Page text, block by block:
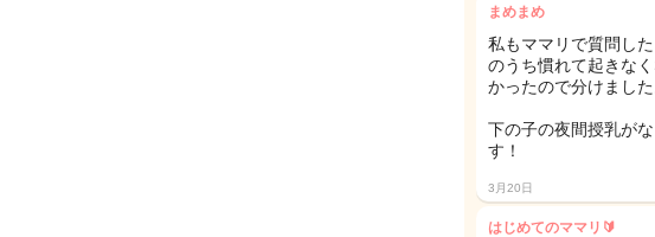
まめまめ
私もママリで質問し
のうち慣れて起きな
かったので分けまし
下の子の夜間授乳が
す！
3月20日
はじめてのママリ🔰